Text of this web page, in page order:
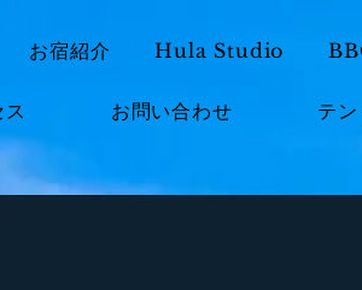
お宿紹介 Hula Studio
お問い合わせ テ